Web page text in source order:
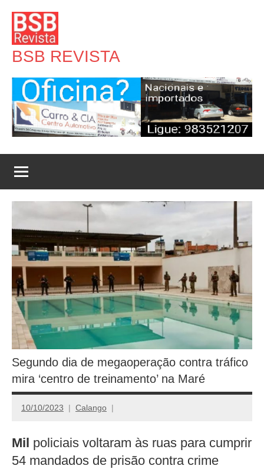
para
conteúdo
BSB REVISTA
Segundo dia de megaoperação contra tráfico
mira ‘centro de treinamento’ na Maré
10/10/2023 Calango
Mil policiais voltaram às ruas para cumprir
54 mandados de prisão contra crime